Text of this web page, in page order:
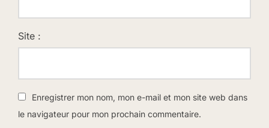
Site :
Enregistrer mon nom, mon e-mail et mon site web dans
le navigateur pour mon prochain commentaire.